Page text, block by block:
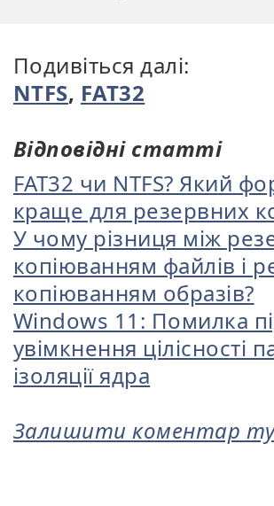
Подивіться далі:
NTFS, FAT32
Відповідні статті
FAT32 чи NTFS? Який
краще для резервних
У чому різниця між
копіюванням файлів і
копіюванням образів?
Windows 11: Помилка
увімкнення цілісності
ізоляції ядра
Залишити коментар